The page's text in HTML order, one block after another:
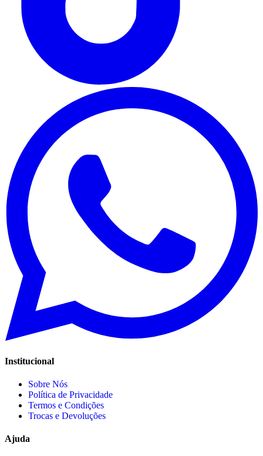
Institucional
Sobre Nós
Política de Privacidade
Termos e Condições
Trocas e Devoluções
Ajuda